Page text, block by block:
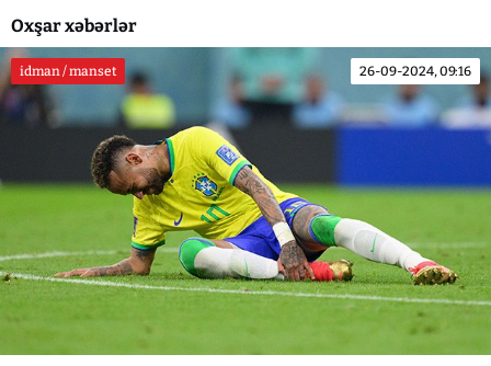
Oxşar xəbərlər
idman / manset 26-09-2024, 09:16